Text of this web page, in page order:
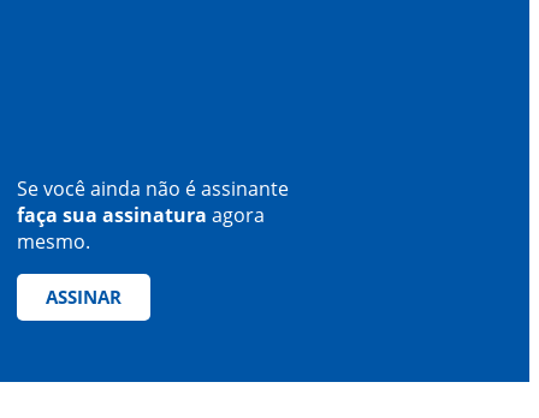
Se você ainda não é assinante
faça sua assinatura agora
mesmo.
ASSINAR